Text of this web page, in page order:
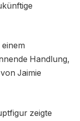
Handlung,
Jaimie
zeigte